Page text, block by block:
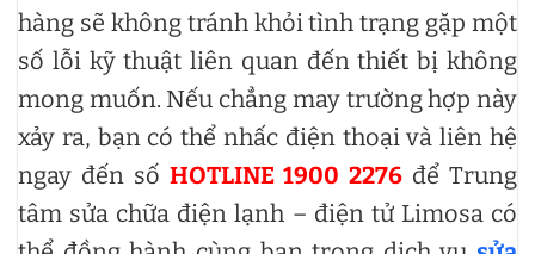
hàng sẽ không tránh khỏi tình trạng gặp một
số lỗi kỹ thuật liên quan đến thiết bị không
mong muốn. Nếu chẳng may trường hợp này
xảy ra, bạn có thể nhấc điện thoại và liên hệ
ngay đến số HOTLINE 1900 2276 để Trung
tâm sửa chữa điện lạnh – điện tử Limosa có